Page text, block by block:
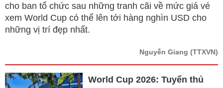
cho ban tổ chức sau những tranh cãi về mức giá vé
xem World Cup có thể lên tới hàng nghìn USD cho
những vị trí đẹp nhất.
Nguyễn Giang (TTXVN)
World Cup 2026: Tuyển thủ